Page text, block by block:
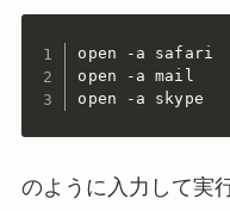
open -a safari
open -a mail
open -a skype
のように入力して実